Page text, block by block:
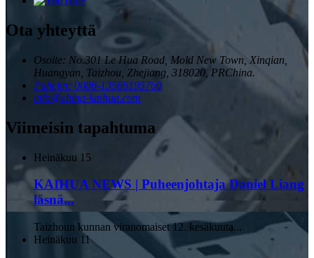
Ota yhteyttä
Osoite: No.301 Le Hua Road, Mold New Town, Xinqian,
Huangyan, Taizhou, Zhejiang, 318020, PRChina.
Puhelin: 0086-13586195760
info@china-kaihua.com
Viimeisin tapahtuma
Heinäkuu 15
KAIHUA NEWS | Puheenjohtaja Daniel Liang
läsnä...
Taizhoun kunnan viranomaiset 12. kesäkuuta...
Heinäkuu 11